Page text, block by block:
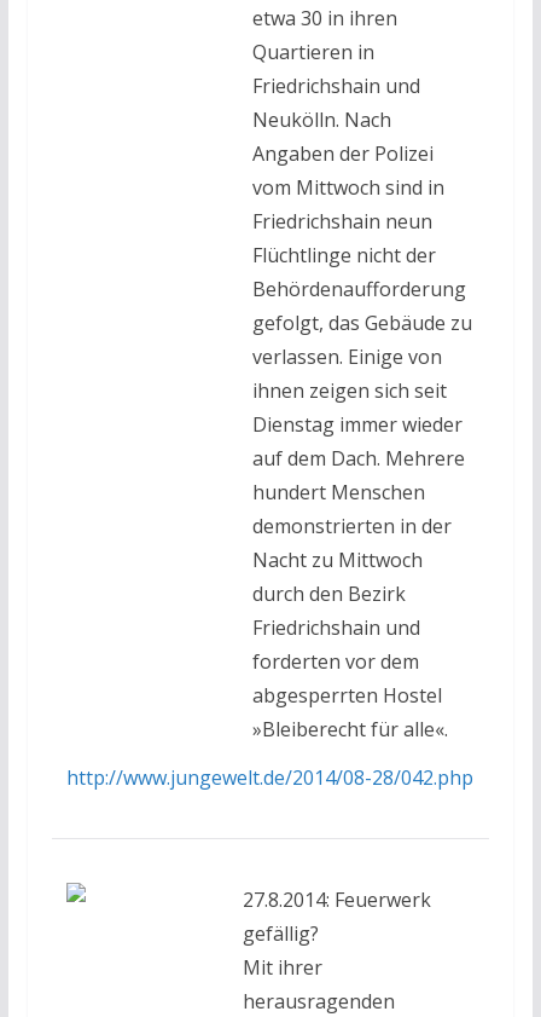
etwa 30 in ihren
Quartieren in
Friedrichshain und
Neukölln. Nach
Angaben der Polizei
vom Mittwoch sind in
Friedrichshain neun
Flüchtlinge nicht der
Behördenaufforderung
gefolgt, das Gebäude zu
verlassen. Einige von
ihnen zeigen sich seit
Dienstag immer wieder
auf dem Dach. Mehrere
hundert Menschen
demonstrierten in der
Nacht zu Mittwoch
durch den Bezirk
Friedrichshain und
forderten vor dem
abgesperrten Hostel
»Bleiberecht für alle«.
http://www.jungewelt.de/2014/08-28/042.php
27.8.2014: Feuerwerk
gefällig?
Mit ihrer
herausragenden